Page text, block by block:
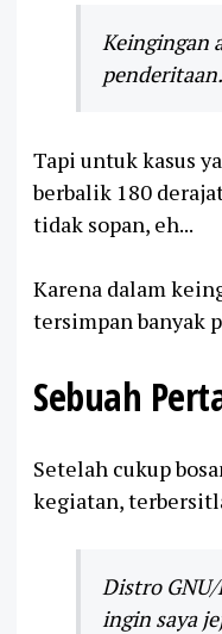
Keingingan
Tapi untuk kasus
berbalik 180
tidak sopan, eh...
Karena dalam
tersimpan banyak
Sebuah
Setelah cukup
kegiatan,
Distro
ingin saya